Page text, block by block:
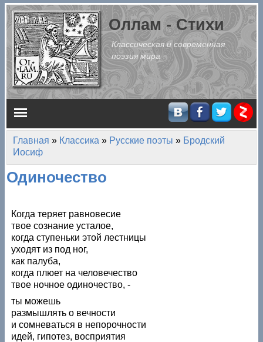
Перейти к основному содержанию
Оллам - Стихи
Классическая и современная
поэзия мира
Главное меню
Вы здесь
Главная » Классика » Русские поэты » Бродский
Иосиф
Одиночество
Когда теряет равновесие
твое сознание усталое,
когда ступеньки этой лестницы
уходят из под ног,
как палуба,
когда плюет на человечество
твое ночное одиночество, -
ты можешь
размышлять о вечности
и сомневаться в непорочности
идей, гипотез, восприятия